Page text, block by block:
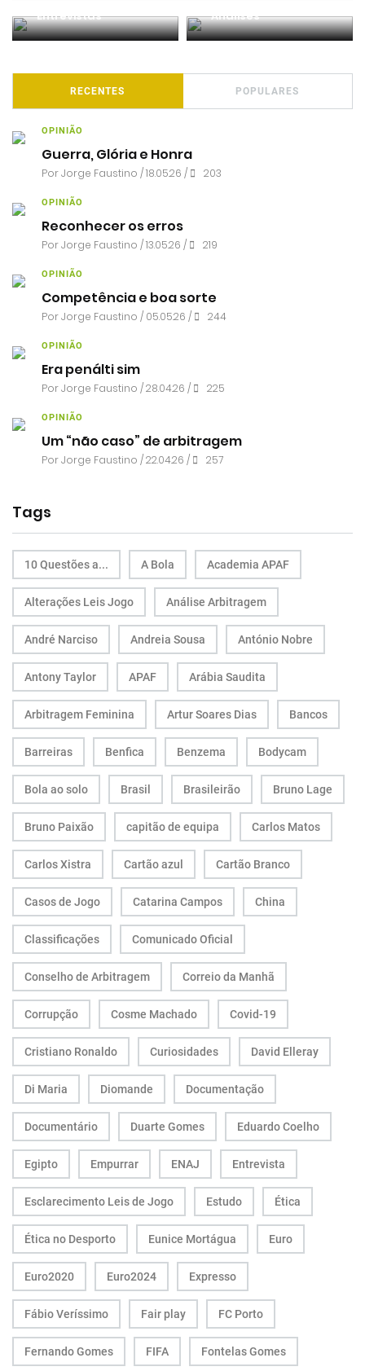
Entrevistas Análises
RECENTES POPULARES
OPINIÃO
Guerra, Glória e Honra
PorJorge Faustino / 18.05.26 / 203
OPINIÃO
Reconhecer os erros
PorJorge Faustino / 13.05.26 / 219
OPINIÃO
Competência e boa sorte
PorJorge Faustino / 05.05.26 / 244
OPINIÃO
Era penálti sim
PorJorge Faustino / 28.04.26 / 225
OPINIÃO
Um “não caso” de arbitragem
PorJorge Faustino / 22.04.26 / 257
Tags
10 Questões a... A Bola Academia APAF
Alterações Leis Jogo Análise Arbitragem
André Narciso Andreia Sousa António Nobre
Antony Taylor APAF Arábia Saudita
Arbitragem Feminina Artur Soares Dias Bancos
Barreiras Benfica Benzema Bodycam
Bola ao solo Brasil Brasileirão Bruno Lage
Bruno Paixão capitão de equipa Carlos Matos
Carlos Xistra Cartão azul Cartão Branco
Casos de Jogo Catarina Campos China
Classificações Comunicado Oficial
Conselho de Arbitragem Correio da Manhã
Corrupção Cosme Machado Covid-19
Cristiano Ronaldo Curiosidades David Elleray
Di Maria Diomande Documentação
Documentário Duarte Gomes Eduardo Coelho
Egipto Empurrar ENAJ Entrevista
Esclarecimento Leis de Jogo Estudo Ética
Ética no Desporto Eunice Mortágua Euro
Euro2020 Euro2024 Expresso
Fábio Veríssimo Fair play FC Porto
Fernando Gomes FIFA Fontelas Gomes